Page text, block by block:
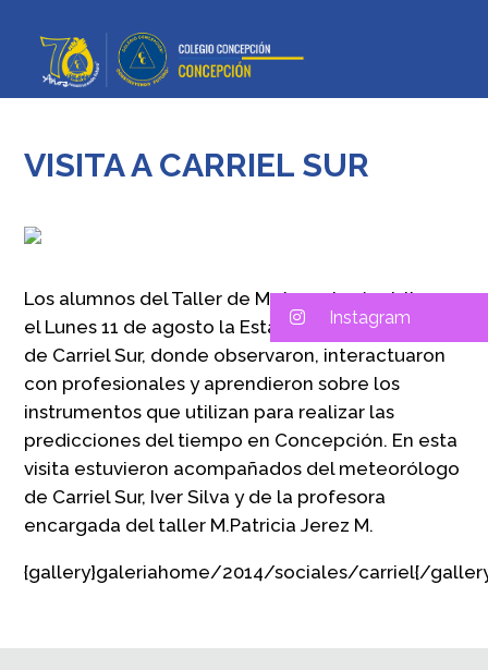
VISITA A CARRIEL SUR
Los alumnos del Taller de Meteorología visitaron
el Lunes 11 de agosto la Estación Meteorológica
de Carriel Sur, donde observaron, interactuaron
con profesionales y aprendieron sobre los
instrumentos que utilizan para realizar las
predicciones del tiempo en Concepción. En esta
visita estuvieron acompañados del meteorólogo
de Carriel Sur, Iver Silva y de la profesora
encargada del taller M.Patricia Jerez M.
{gallery}galeriahome/2014/sociales/carriel{/
Instagram